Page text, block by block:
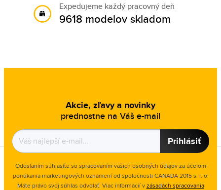
Expedujeme každý pracovný deň
9618 modelov skladom
Akcie, zľavy a novinky
prednostne na Váš e-mail
Prihlásiť
Odoslaním súhlasíte so spracovaním vašich osobných údajov za účelom
ponúkania marketingových oznámení od spoločnosti CANADA 2015 s. r. o.
Máte právo svoj súhlas odvolať. Viac informácií vzásadách spracovania